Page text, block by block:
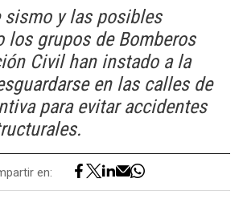
y las posibles
los grupos de Bomberos
Civil han instado a la
en las calles de
para evitar accidentes
en: